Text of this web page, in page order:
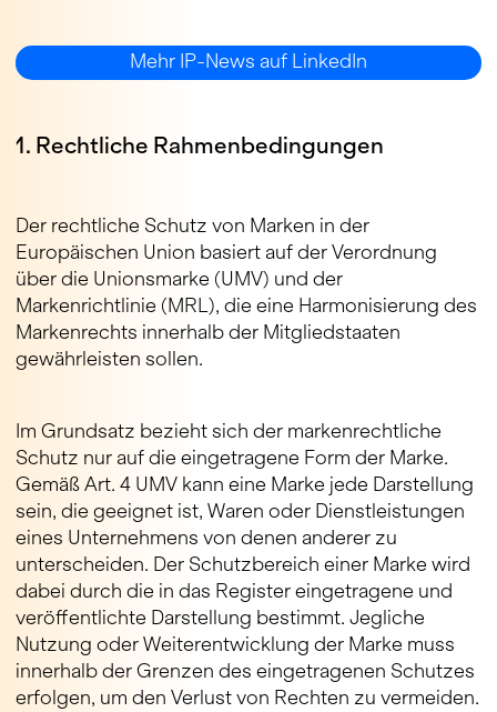
Mehr IP-News auf LinkedIn
1. Rechtliche Rahmenbedingungen
Der rechtliche Schutz von Marken in der
Europäischen Union basiert auf der Verordnung
über die Unionsmarke (UMV) und der
Markenrichtlinie (MRL), die eine Harmonisierung des
Markenrechts innerhalb der Mitgliedstaaten
gewährleisten sollen.
Im Grundsatz bezieht sich der markenrechtliche
Schutz nur auf die eingetragene Form der Marke.
Gemäß Art. 4 UMV kann eine Marke jede Darstellung
sein, die geeignet ist, Waren oder Dienstleistungen
eines Unternehmens von denen anderer zu
unterscheiden. Der Schutzbereich einer Marke wird
dabei durch die in das Register eingetragene und
veröffentlichte Darstellung bestimmt. Jegliche
Nutzung oder Weiterentwicklung der Marke muss
innerhalb der Grenzen des eingetragenen Schutzes
erfolgen, um den Verlust von Rechten zu vermeiden.